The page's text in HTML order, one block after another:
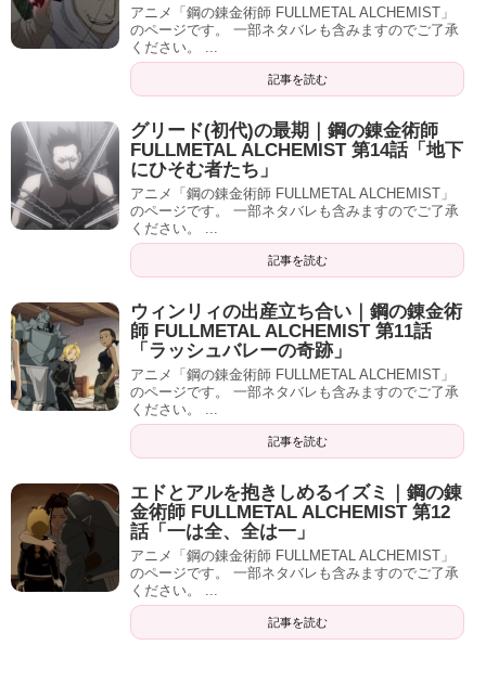
アニメ「鋼の錬金術師 FULLMETAL ALCHEMIST」
のページです。 一部ネタバレも含みますのでご了承
ください。 ...
記事を読む
グリード(初代)の最期｜鋼の錬金術師
FULLMETAL ALCHEMIST 第14話「地下
にひそむ者たち」
アニメ「鋼の錬金術師 FULLMETAL ALCHEMIST」
のページです。 一部ネタバレも含みますのでご了承
ください。 ...
記事を読む
ウィンリィの出産立ち合い｜鋼の錬金術
師 FULLMETAL ALCHEMIST 第11話
「ラッシュバレーの奇跡」
アニメ「鋼の錬金術師 FULLMETAL ALCHEMIST」
のページです。 一部ネタバレも含みますのでご了承
ください。 ...
記事を読む
エドとアルを抱きしめるイズミ｜鋼の錬
金術師 FULLMETAL ALCHEMIST 第12
話「一は全、全は一」
アニメ「鋼の錬金術師 FULLMETAL ALCHEMIST」
のページです。 一部ネタバレも含みますのでご了承
ください。 ...
記事を読む